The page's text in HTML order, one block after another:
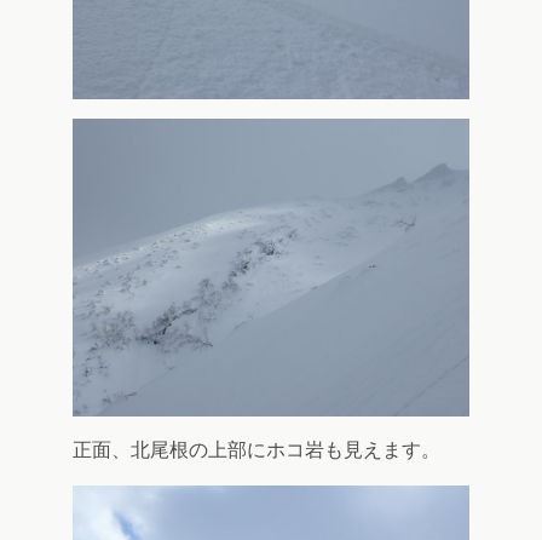
正面、北尾根の上部にホコ岩も見えます。